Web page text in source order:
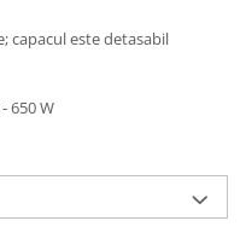
capacul este detasabil
650 W